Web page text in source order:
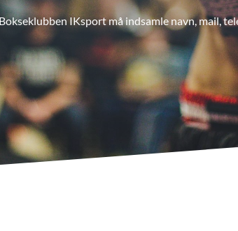
IKsport må indsamle navn, mail,